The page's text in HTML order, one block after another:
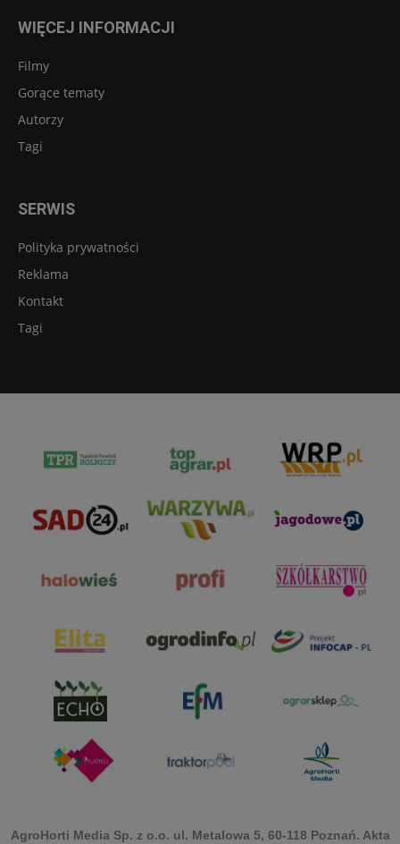
WIĘCEJ INFORMACJI
Filmy
Gorące tematy
Autorzy
Tagi
SERWIS
Polityka prywatności
Reklama
Kontakt
Tagi
AgroHorti Media Sp. z o.o. ul. Metalowa 5, 60-118 Poznań. Akta